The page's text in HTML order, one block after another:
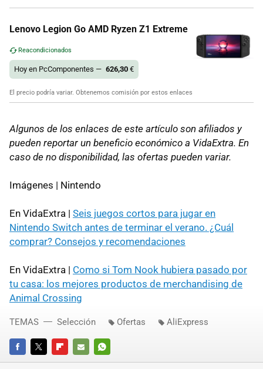
Lenovo Legion Go AMD Ryzen Z1 Extreme
Reacondicionados
Hoy en PcComponentes — 626,30 €
El precio podría variar. Obtenemos comisión por estos enlaces
Algunos de los enlaces de este artículo son afiliados y
pueden reportar un beneficio económico a VidaExtra. En
caso de no disponibilidad, las ofertas pueden variar.
Imágenes | Nintendo
En VidaExtra | Seis juegos cortos para jugar en
Nintendo Switch antes de terminar el verano. ¿Cuál
comprar? Consejos y recomendaciones
En VidaExtra | Como si Tom Nook hubiera pasado por
tu casa: los mejores productos de merchandising de
Animal Crossing
FACEBOOKTWITTERFLIPBOARD
E-
WHATSAPP
TEMAS Selección Ofertas AliExpress